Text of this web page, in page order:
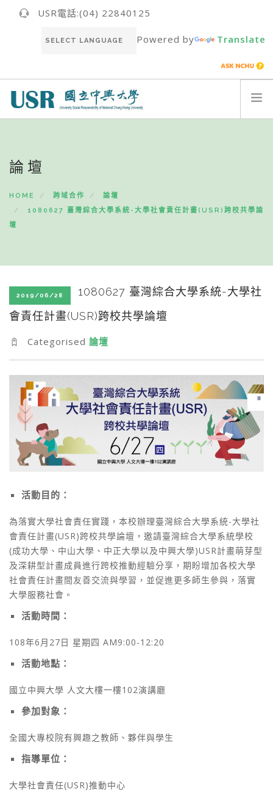
USR電話:(04) 22840125
Powered by Translate
最新消息NEWS
推動成果RESULT
論壇
HOME 跨域合作
論壇
1080627 臺灣綜合大學系統-大學社會責任計畫(USR)跨校共學論
壇
2019/06/28
1080627 臺灣綜合大學系統-大學社
會責任計畫(USR)跨校共學論壇
Categorised 論壇
活動目的：
為落實大學社會責任實踐，本校辦理臺灣綜合大學系統-大學社
會責任計畫(USR)跨校共學論壇，邀請臺灣綜合大學系統學校
(成功大學、中山大學、中正大學以及中興大學)USR計畫萌芽型
及深耕型計畫成員進行跨校推動經驗分享，期盼增加各校大學
社會責任計畫間友善交流與學習，並促進更多師生參與，落實
大學服務社會。
活動時間：
108年6月27日 星期四 AM9:00-12:20
活動地點：
國立中興大學 人文大樓一樓102演講廳
參加對象：
全國大專校院有興趣之教師、夥伴與學生
指導單位：
大學社會責任(USR)推動中心